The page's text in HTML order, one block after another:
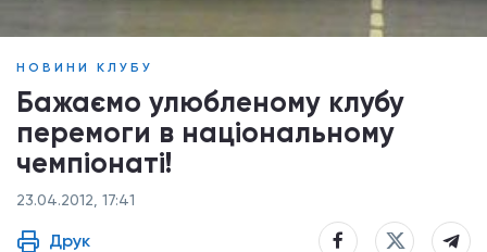
НОВИНИ КЛУБУ
Бажаємо улюбленому клубу
перемоги в національному
чемпіонаті!
23.04.2012, 17:41
Друк